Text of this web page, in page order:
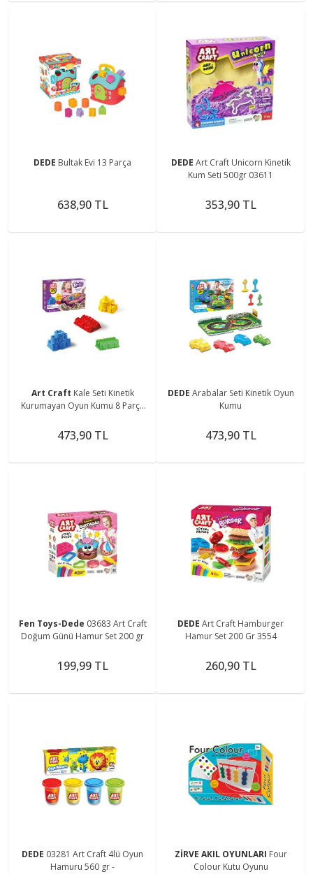
DEDE Bultak Evi 13 Parça
638,90 TL
DEDE Art Craft Unicorn Kinetik
Kum Seti 500gr 03611
353,90 TL
Art Craft Kale Seti Kinetik
Kurumayan Oyun Kumu 8 Parça
473,90 TL
DEDE Arabalar Seti Kinetik Oyun
Kumu
473,90 TL
Fen Toys-Dede 03683 Art Craft
Doğum Günü Hamur Set 200 gr
199,99 TL
DEDE Art Craft Hamburger
Hamur Set 200 Gr 3554
260,90 TL
DEDE 03281 Art Craft 4lü Oyun
Hamuru 560 gr -
ZİRVE AKIL OYUNLARI Four
Colour Kutu Oyunu